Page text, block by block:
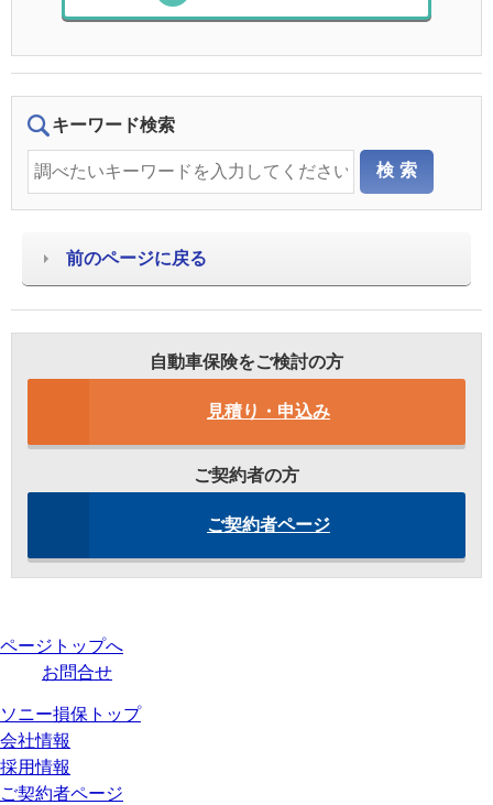
キーワード検索
前のページに戻る
自動車保険をご検討の方
見積り・申込み
ご契約者の方
ご契約者ページ
ページトップへ
お問合せ
ソニー損保トップ
会社情報
採用情報
ご契約者ページ